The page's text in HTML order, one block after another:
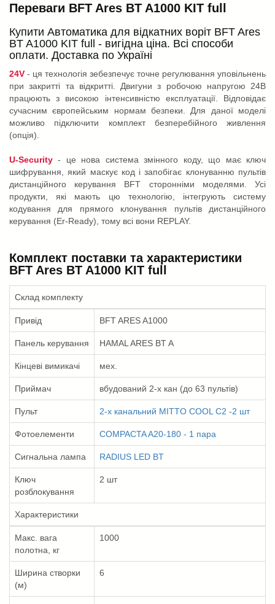
Переваги BFT Ares BT A1000 KIT full
Купити Автоматика для відкатних воріт BFT Ares
BT A1000 KIT full - вигідна ціна. Всі способи
оплати. Доставка по Україні
24V - ця технологія зебезпечує точне регулювання уповільнень
при закритті та відкритті. Двигуни з робочою напругою 24В
працюють з високою інтенсивністю експлуатації. Відповідає
сучасним європейським нормам безпеки. Для даної моделі
можливо підключити комплект безперебійного живлення
(опція).
U-Security - це нова система змінного коду, що має ключ
шифрування, який маскує код і запобігає клонуванню пультів
дистанційного керування BFT сторонніми моделями. Усі
продукти, які мають цю технологію, інтегрують систему
кодування для прямого клонування пультів дистанційного
керування (Er-Ready), тому всі вони REPLAY.
Комплект поставки та характеристики
BFT Ares BT A1000 KIT full
Склад комплекту
Привід BFT ARES A1000
Панель керування HAMAL ARES BT A
Кінцеві вимикачі мех.
Приймач вбудований 2-х кан (до 63 пультів)
Пульт 2-х канальний MITTO COOL C2 -2 шт
Фотоелементи COMPACTA A20-180 - 1 пара
Сигнальна лампа RADIUS LED BT
Ключ
розблокування
2 шт
Характеристики
Макс. вага
полотна, кг
1000
Ширина створки
(м)
6